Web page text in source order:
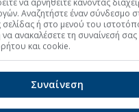
δυτικοί νοτιοδυτικοί 5 με 6
θα σημειώσει αξιόλογη
Υπηρεσία
Αναζητήστε έναν σύνδεσμο
σελίδας ή στο μενού του
να ανακαλέσετε τη συναίνεσή σας
και cookie.
Συναίνεση